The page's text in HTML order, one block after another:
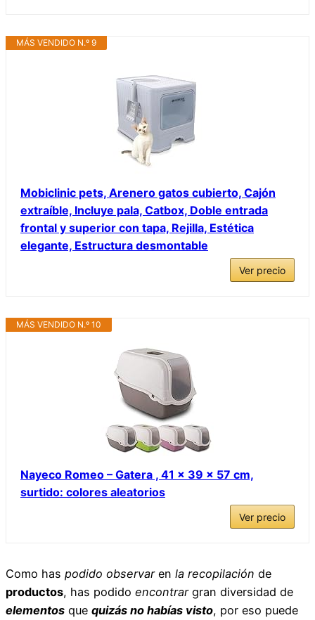
MÁS VENDIDO N.º 9
Mobiclinic pets, Arenero gatos cubierto, Cajón
extraíble, Incluye pala, Catbox, Doble entrada
frontal y superior con tapa, Rejilla, Estética
elegante, Estructura desmontable
Ver precio
MÁS VENDIDO N.º 10
Nayeco Romeo – Gatera , 41 x 39 x 57 cm,
surtido: colores aleatorios
Ver precio
Como has podido observaren la recopilación de
productos, has podido encontrargran diversidad de
elementos que quizás no habías visto, por eso puede